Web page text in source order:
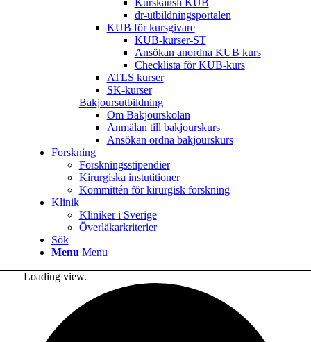
Kurskansli KUB
dr-utbildningsportalen
KUB för kursgivare
KUB-kurser-ST
Ansökan anordna KUB kurs
Checklista för KUB-kurs
ATLS kurser
SK-kurser
Bakjoursutbildning
Om Bakjourskolan
Anmälan till bakjourskurs
Ansökan ordna bakjourskurs
Forskning
Forskningsstipendier
Kirurgiska instutitioner
Kommittén för kirurgisk forskning
Klinik
Kliniker i Sverige
Överläkarkriterier
Sök
Menu Menu
Loading view.